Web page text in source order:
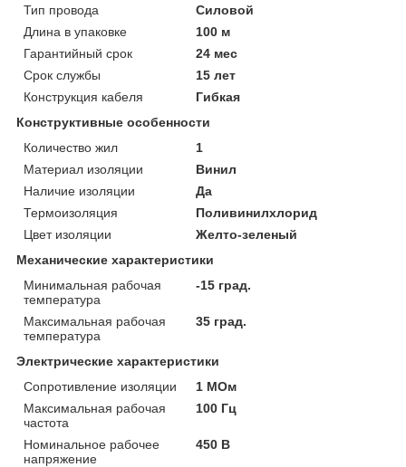
Тип провода
Силовой
Длина в упаковке
100 м
Гарантийный срок
24 мес
Срок службы
15 лет
Конструкция кабеля
Гибкая
Конструктивные особенности
Количество жил
1
Материал изоляции
Винил
Наличие изоляции
Да
Термоизоляция
Поливинилхлорид
Цвет изоляции
Желто-зеленый
Механические характеристики
Минимальная рабочая
температура
-15 град.
Максимальная рабочая
температура
35 град.
Электрические характеристики
Сопротивление изоляции
1 МОм
Максимальная рабочая
частота
100 Гц
Номинальное рабочее
напряжение
450 В